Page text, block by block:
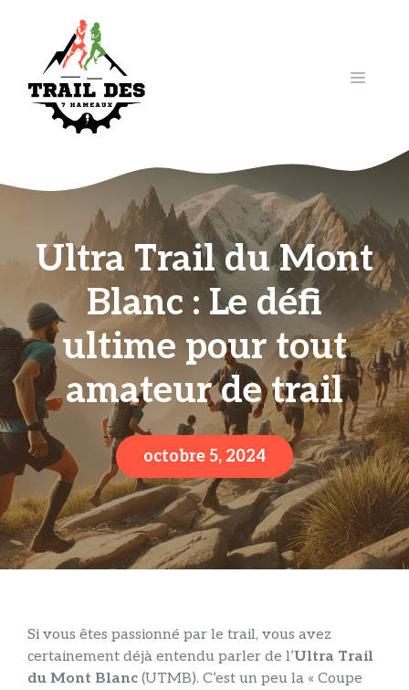
contenu
Menu
Ultra Trail du Mont
Blanc : Le défi
ultime pour tout
amateur de trail
octobre 5, 2024
Si vous êtes passionné par le trail, vous avez
certainement déjà entendu parler de l’Ultra Trail
du Mont Blanc (UTMB). C’est un peu la « Coupe